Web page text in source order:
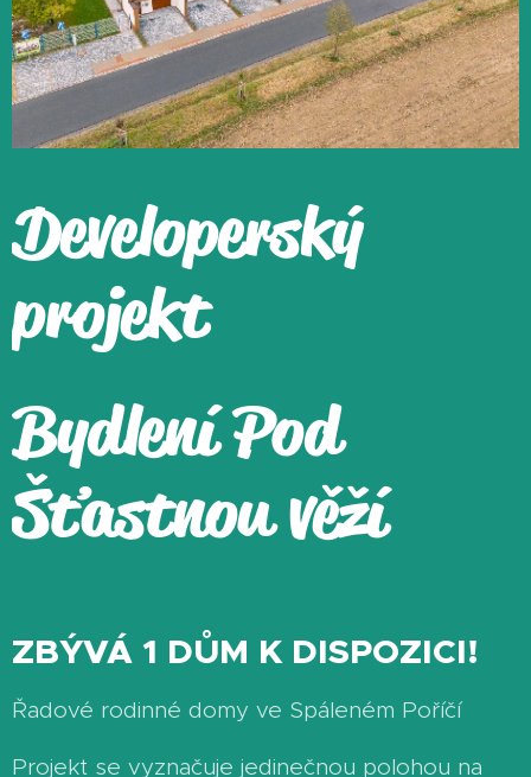
Developerský
projekt
Bydlení Pod
Šťastnou věží
ZBÝVÁ 1 DŮM K DISPOZICI!
Řadové rodinné domy ve Spáleném Poříčí
Projekt se vyznačuje jedinečnou polohou na